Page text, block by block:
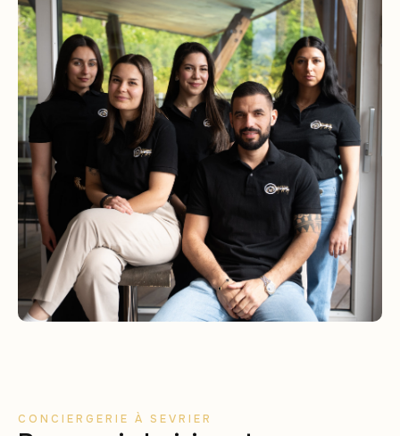
CONCIERGERIE À SEVRIER